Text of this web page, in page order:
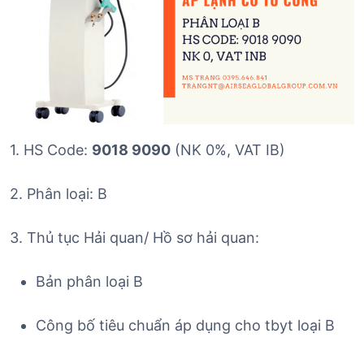
1. HS Code: 9018 9090 (NK 0%, VAT IB)
2. Phân loại: B
3. Thủ tục Hải quan/ Hồ sơ hải quan:
Bản phân loại B
Công bố tiêu chuẩn áp dụng cho tbyt loại B